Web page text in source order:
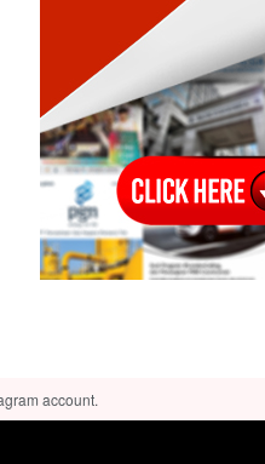
account.